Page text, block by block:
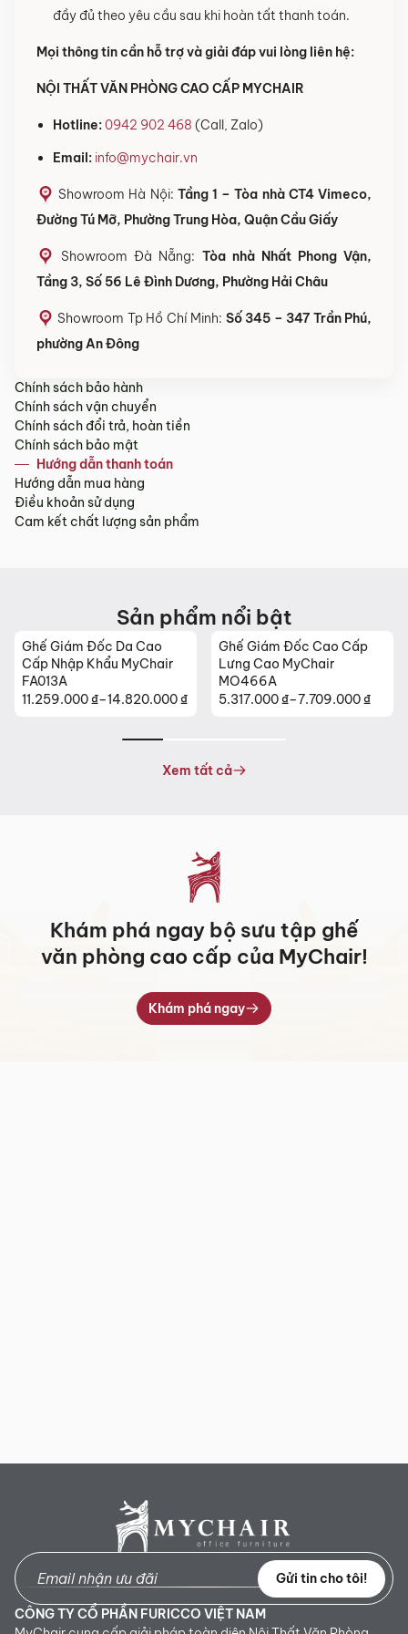
Chính sách bảo hành
Chính sách vận chuyển
Chính sách đổi trả, hoàn tiền
Chính sách bảo mật
Hướng dẫn thanh toán
Hướng dẫn mua hàng
Điều khoản sử dụng
Cam kết chất lượng sản phẩm
đầy đủ theo yêu cầu sau khi hoàn tất thanh toán.
Mọi thông tin cần hỗ trợ và giải đáp vui lòng liên hệ:
NỘI THẤT VĂN PHÒNG CAO CẤP MYCHAIR
Hotline:0942 902 468 (Call, Zalo)
Email: info@mychair.vn
Showroom Hà Nội: Tầng 1 – Tòa nhà CT4 Vimeco,
Đường Tú Mỡ, Phường Trung Hòa, Quận Cầu Giấy
Showroom Đà Nẵng: Tòa nhà Nhất Phong Vận,
Tầng 3, Số 56 Lê Đình Dương, Phường Hải Châu
Showroom Tp Hồ Chí Minh: Số 345 – 347 Trần Phú,
phường An Đông
Sản phẩm nổi bật
Ghế Giám Đốc Da Cao
Cấp Nhập Khẩu MyChair
FA013A
11.259.000₫–14.820.000₫
Khoảng
Ghế Giám Đốc Cao Cấp
Lưng Cao MyChair
MO466A
5.317.000₫–7.709.000₫
Khoảng
5.317.000 ₫
Xem tất cả
Khám phá ngay bộ sưu tập ghế
văn phòng cao cấp của MyChair!
Khám phá ngay
Gửi tin cho tôi!
CÔNG TY CỔ PHẦN FURICCO VIỆT NAM